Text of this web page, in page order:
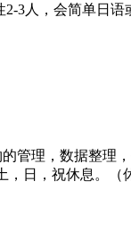
3人，会简单日
管理，数据整理
日，祝休息。（